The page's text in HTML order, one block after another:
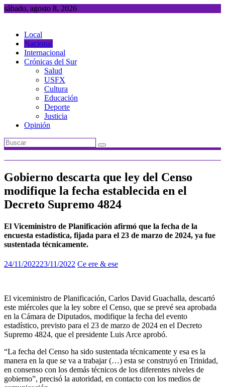
Saltar
sábado, agosto 8, 2026
Local
Nacional
Internacional
Crónicas del Sur
Salud
USFX
Cultura
Educación
Deporte
Justicia
Opinión
Gobierno descarta que ley del Censo
modifique la fecha establecida en el
Decreto Supremo 4824
El Viceministro de Planificación afirmó que la fecha de la
encuesta estadística, fijada para el 23 de marzo de 2024, ya fue
sustentada técnicamente.
24/11/202223/11/2022 Ce ere & ese
El viceministro de Planificación, Carlos David Guachalla, descartó
este miércoles que la ley sobre el Censo, que se prevé sea aprobada
en la Cámara de Diputados, modifique la fecha del evento
estadístico, previsto para el 23 de marzo de 2024 en el Decreto
Supremo 4824, que el presidente Luis Arce aprobó.
“La fecha del Censo ha sido sustentada técnicamente y esa es la
manera en la que se va a trabajar (…) esta se construyó en Trinidad,
en consenso con los demás técnicos de los diferentes niveles de
gobierno”, precisó la autoridad, en contacto con los medios de